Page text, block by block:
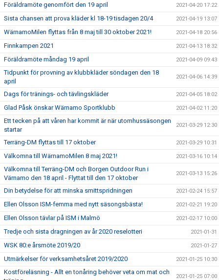
Föräldramöte genomfört den 19 april 2021-04-20 17:22
Sista chansen att prova kläder kl 18-19 tisdagen 20/4 2021-04-19 13:07
WärnamoMilen flyttas från 8 maj till 30 oktober 2021! 2021-04-18 20:56
Finnkampen 2021 2021-04-13 18:32
Föräldramöte måndag 19 april 2021-04-09 09:43
Tidpunkt för provning av klubbkläder söndagen den 18
april
2021-04-06 14:39
Dags för tränings- och tävlingskläder 2021-04-05 18:02
Glad Påsk önskar Wärnamo Sportklubb 2021-04-02 11:20
Ett tecken på att våren har kommit är när utomhussäsongen
startar
2021-03-29 12:30
Terräng-DM flyttas till 17 oktober 2021-03-29 10:31
Välkomna till WärnamoMilen 8 maj 2021! 2021-03-16 10:14
Välkomna till Terräng-DM och Borgen Outdoor Run i
Värnamo den 18 april - Flyttat till den 17 oktober
2021-03-13 15:26
Din betydelse för att minska smittspridningen 2021-02-24 15:57
Ellen Olsson ISM-femma med nytt säsongsbästa! 2021-02-21 19:20
Ellen Olsson tävlar på ISM i Malmö 2021-02-17 10:00
Tredje och sista dragningen av år 2020 reselotteri 2021-01-31
WSK 80:e årsmöte 2019/20 2021-01-27
Utmärkelser för verksamhetsåret 2019/2020 2021-01-25 10:30
Kostföreläsning - Allt en tonåring behöver veta om mat och
2021-01-25 07:00